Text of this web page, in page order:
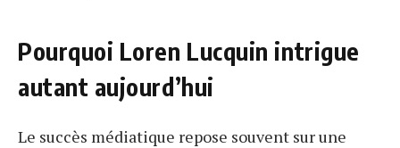
Pourquoi Loren Lucquin intrigue
autant aujourd’hui
Le succès médiatique repose souvent sur une